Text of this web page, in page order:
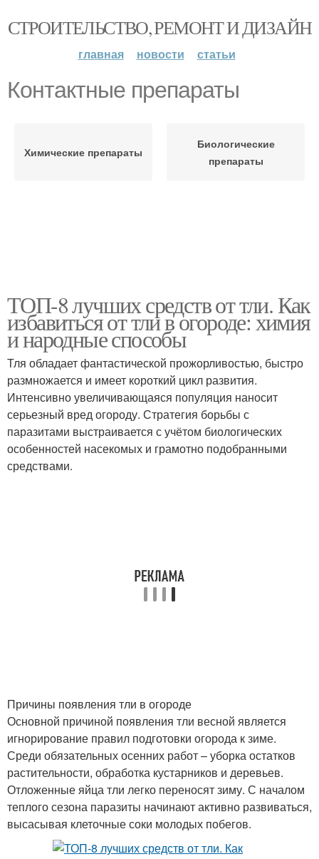
СТРОИТЕЛЬСТВО, РЕМОНТ И ДИЗАЙН
главная новости статьи
Контактные препараты
Химические препараты
Биологические
препараты
ТОП-8 лучших средств от тли. Как
избавиться от тли в огороде: химия
и народные способы
Тля обладает фантастической прожорливостью, быстро
размножается и имеет короткий цикл развития.
Интенсивно увеличивающаяся популяция наносит
серьезный вред огороду. Стратегия борьбы с
паразитами выстраивается с учётом биологических
особенностей насекомых и грамотно подобранными
средствами.
Причины появления тли в огороде
Основной причиной появления тли весной является
игнорирование правил подготовки огорода к зиме.
Среди обязательных осенних работ – уборка остатков
растительности, обработка кустарников и деревьев.
Отложенные яйца тли легко переносят зиму. С началом
теплого сезона паразиты начинают активно развиваться,
высасывая клеточные соки молодых побегов.